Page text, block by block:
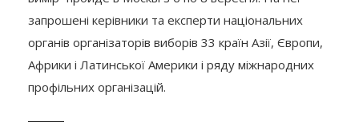
запрошені керівники та експерти національних
органів організаторів виборів 33 країн Азії, Європи,
Африки і Латинської Америки і ряду міжнародних
профільних організацій.